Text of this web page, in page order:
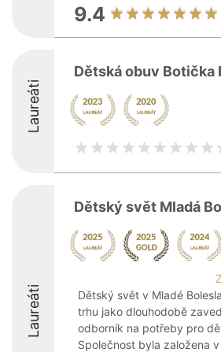
9.4
Laureáti
Dětská obuv Botička
Laureáti
Dětský svět Mladá
Dětský svět v Mladé
trhu jako dlouhodobě
odborník na potřeby pro
Společnost byla založena